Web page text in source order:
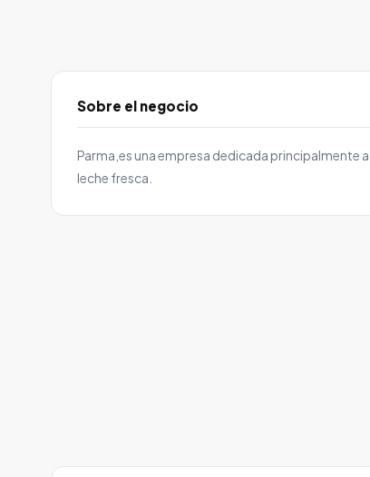
Sobre el negocio
Parma,es una empresa dedicada
leche fresca.